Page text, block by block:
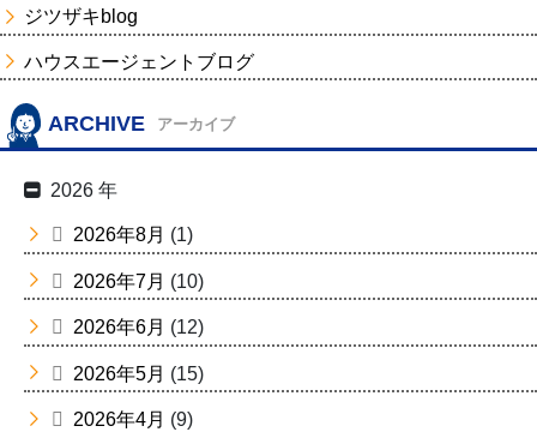
ジツザキblog
ハウスエージェントブログ
ARCHIVE アーカイブ
2026 年
2026年8月 (1)
2026年7月 (10)
2026年6月 (12)
2026年5月 (15)
2026年4月 (9)